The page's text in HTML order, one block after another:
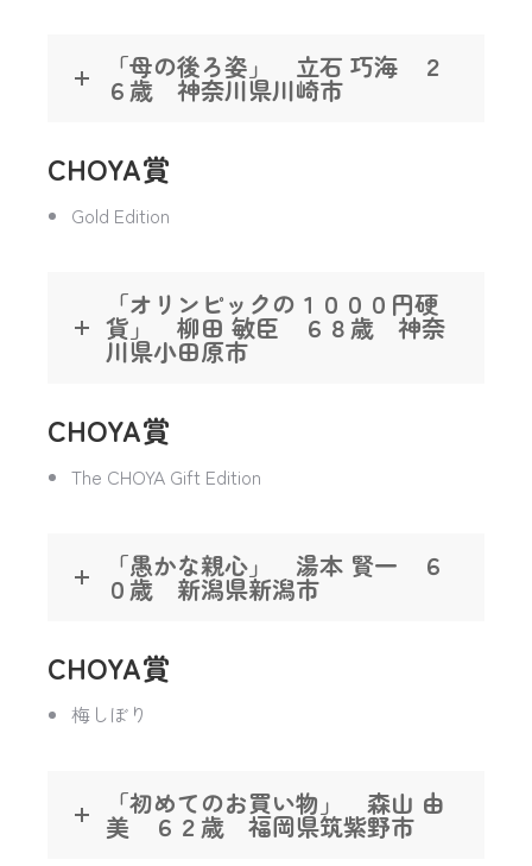
「母の後ろ姿」 立石 巧海 ２
６歳 神奈川県川崎市
CHOYA賞
Gold Edition
「オリンピックの１０００円硬
貨」 柳田 敏臣 ６８歳 神奈
川県小田原市
CHOYA賞
The CHOYA Gift Edition
「愚かな親心」 湯本 賢一 ６
０歳 新潟県新潟市
CHOYA賞
梅しぼり
「初めてのお買い物」 森山 由
美 ６２歳 福岡県筑紫野市